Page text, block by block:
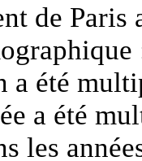
de
a été
a été
les